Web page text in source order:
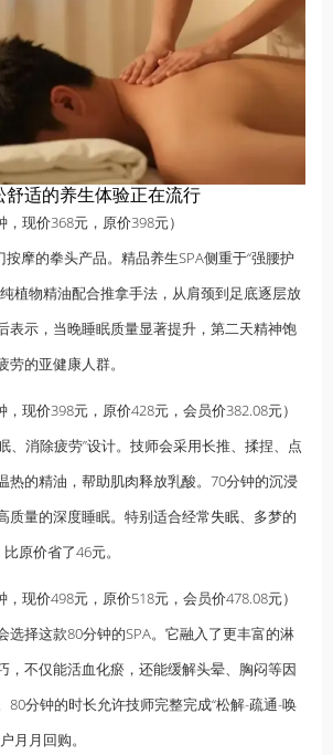
舒适的养生体验正在流行
现价368元，原价398元）
按摩的拳头产品。精品养生SPA侧重于“强腰护
植物精油配合推拿手法，从肩颈到足底逐层放
表示，当晚睡眠质量显著提升，第二天精神饱
的亚健康人群。
，现价398元，原价428元，会员价382.08元）
、消除疲劳”设计。技师会采用长推、揉捏、点
热的精油，帮助肌肉释放乳酸。70分钟的沉浸
质量的深度睡眠。特别适合经常失眠、多梦的
原价省了46元。
现价498元，原价518元，会员价478.08元）
选择这款80分钟的SPA。它融入了更丰富的淋
，不仅能活血化瘀，还能缓解头晕、胸闷等因
80分钟的时长允许技师完整完成“松解-疏通-唤
月月回购。